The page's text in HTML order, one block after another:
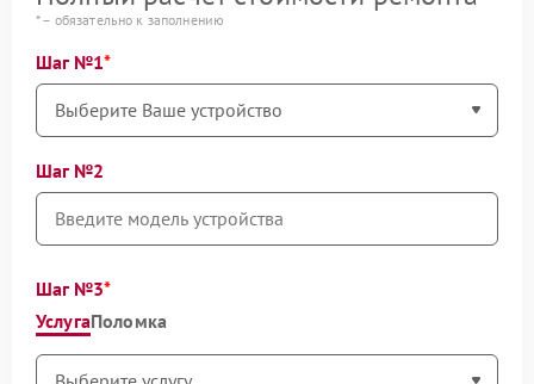
* – обязательно к заполнению
Шаг №1
Шаг №2
Шаг №3
УслугаПоломка